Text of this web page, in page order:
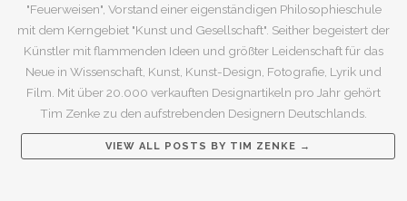
"Feuerweisen", Vorstand einer eigenständigen Philosophieschule
mit dem Kerngebiet "Kunst und Gesellschaft". Seither begeistert der
Künstler mit flammenden Ideen und größter Leidenschaft für das
Neue in Wissenschaft, Kunst, Kunst-Design, Fotografie, Lyrik und
Film. Mit über 20.000 verkauften Designartikeln pro Jahr gehört
Tim Zenke zu den aufstrebenden Designern Deutschlands.
VIEW ALL POSTS BY TIM ZENKE →